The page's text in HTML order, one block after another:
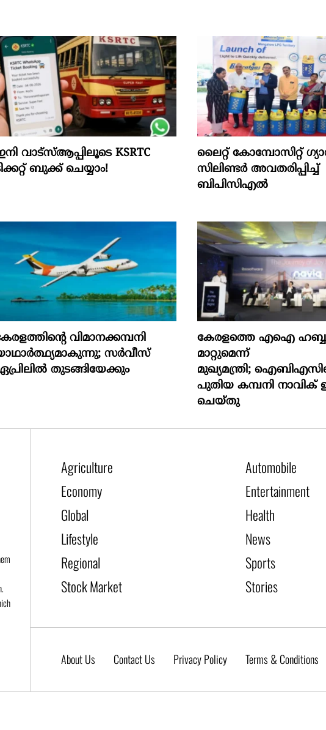
വാട്‌സ്ആപ്പിലൂടെ KSRTC
ബുക്ക് ചെയ്യാം!
ലൈറ്റ് കോമ്പോസിറ്റ്
സിലിണ്ടർ അവതരിപ്പിച്ച്
ബിപിസിഎൽ
വിമാനക്കമ്പനി
സര്‍വീസ്
തുടങ്ങിയേക്കും
കേരളത്തെ എഐ
മാറ്റുമെന്ന്
മുഖ്യമന്ത്രി;
പുതിയ കമ്പനി നാവിക്
ചെയ്തു
Agriculture
Automobile
Economy
Entertainment
Global
Health
Lifestyle
News
Regional
Sports
Stock Market
Stories
About Us Contact Us Privacy Policy Terms & Conditions